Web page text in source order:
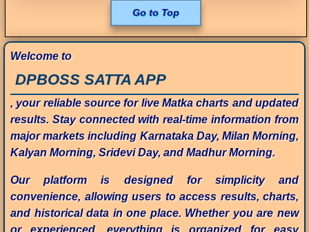
Go to Top
Welcome to
DPBOSS SATTA APP
, your reliable source for live Matka charts and updated
results. Stay connected with real-time information from
major markets including Karnataka Day, Milan Morning,
Kalyan Morning, Sridevi Day, and Madhur Morning.
Our platform is designed for simplicity and
convenience, allowing users to access results, charts,
and historical data in one place. Whether you are new
or experienced, everything is organized for easy